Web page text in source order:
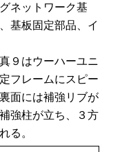
ネットワーク基
基板固定部品、イ
９はウーハーユニ
フレームにスピー
面には補強リブが
強柱が立ち、３方
る。